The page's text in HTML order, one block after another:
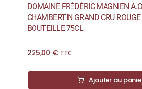
DOMAINE FRÉDÉRIC MAGNIEN
CHAMBERTIN GRAND CRU
BOUTEILLE 75CL
225,00 € TTC
Ajouter au